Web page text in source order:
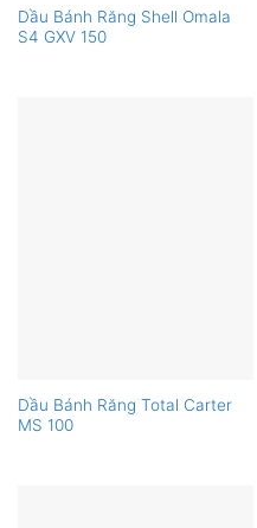
Dầu Bánh Răng Shell Omala
S4 GXV 150
Dầu Bánh Răng Total Carter
MS 100